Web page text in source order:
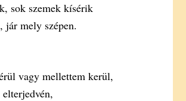
sok szemek kísérik
mely szépen.
vagy mellettem kerül,